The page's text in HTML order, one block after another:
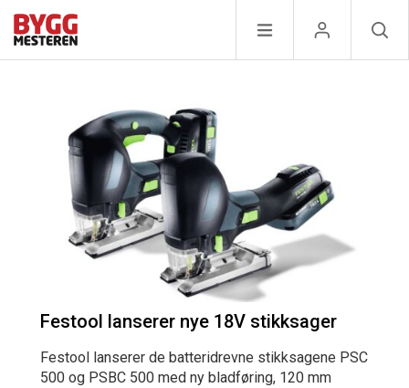
Festool lanserer nye 18V stikksager
Festool lanserer de batteridrevne stikksagene PSC
500 og PSBC 500 med ny bladføring, 120 mm